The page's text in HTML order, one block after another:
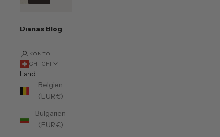
Dianas Blog
KONTO
CHF CHF
Land
Belgien
(EUR €)
Bulgarien
(EUR €)